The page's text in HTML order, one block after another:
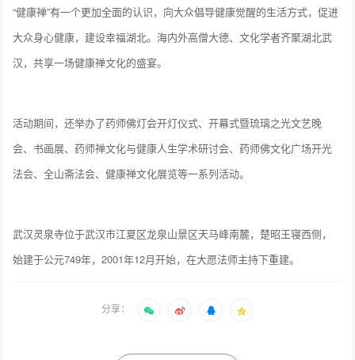
“健康禅”有一个更加全面的认识，向大众倡导健康觉醒的生活方式，促进
大众身心健康，建设幸福湖北。海内外高僧大德、文化学者齐聚湖北武
汉，共享一场健康禅文化的盛宴。
活动期间，还举办了药师佛灯会开灯仪式、开幕式暨琉璃之光文艺晚
会、书画展、药师禅文化与健康人生学术研讨会、药师佛文化广场开光
法会、全山斋法会、健康禅文化展览等一系列活动。
武汉灵泉寺位于武汉市江夏区龙泉山景区天马峰南麓，楚昭王寝西侧，
始建于公元749年，2001年12月开始，在大愿法师主持下重建。
分享：